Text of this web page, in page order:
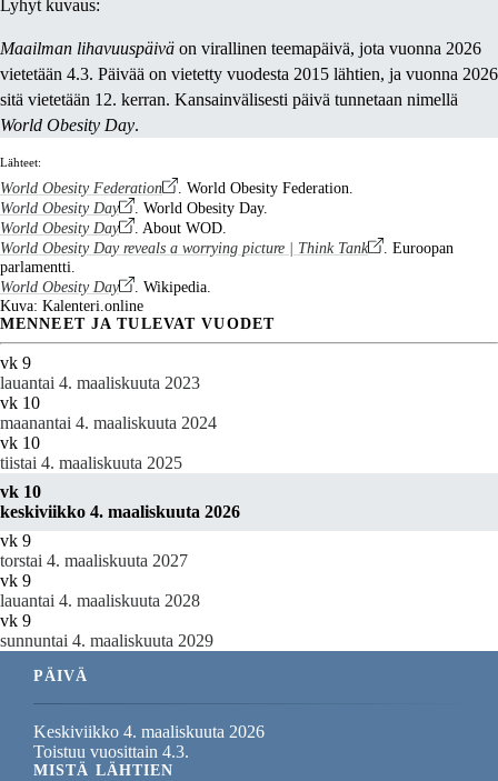
Lyhyt kuvaus:
Maailman lihavuuspäivä on virallinen teemapäivä, jota vuonna 2026
vietetään 4.3. Päivää on vietetty vuodesta 2015 lähtien, ja vuonna 2026
sitä vietetään 12. kerran. Kansainvälisesti päivä tunnetaan nimellä
World Obesity Day.
Lähteet:
World Obesity Federation
. World Obesity Federation.
World Obesity Day
. World Obesity Day.
World Obesity Day
. About WOD.
World Obesity Day reveals a worrying picture | Think Tank
. Euroopan
parlamentti.
World Obesity Day
. Wikipedia.
Kuva: Kalenteri.online
MENNEET JA TULEVAT VUODET
vk 9
lauantai 4. maaliskuuta 2023
vk 10
maanantai 4. maaliskuuta 2024
vk 10
tiistai 4. maaliskuuta 2025
vk 10
keskiviikko 4. maaliskuuta 2026
vk 9
torstai 4. maaliskuuta 2027
vk 9
lauantai 4. maaliskuuta 2028
vk 9
sunnuntai 4. maaliskuuta 2029
PÄIVÄ
Keskiviikko 4. maaliskuuta 2026
Toistuu vuosittain 4.3.
MISTÄ LÄHTIEN